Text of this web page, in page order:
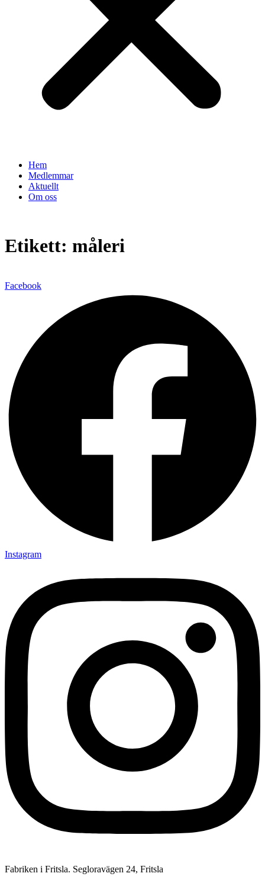
Hem
Medlemmar
Aktuellt
Om oss
Etikett: måleri
Facebook
Instagram
Fabriken i Fritsla. Segloravägen 24, Fritsla